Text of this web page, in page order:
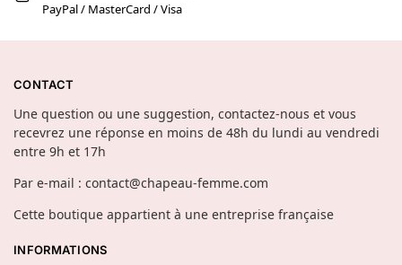
PayPal / MasterCard / Visa
CONTACT
Une question ou une suggestion, contactez-nous et vous
recevrez une réponse en moins de 48h du lundi au vendredi
entre 9h et 17h
Par e-mail : contact@chapeau-femme.com
Cette boutique appartient à une entreprise française
INFORMATIONS